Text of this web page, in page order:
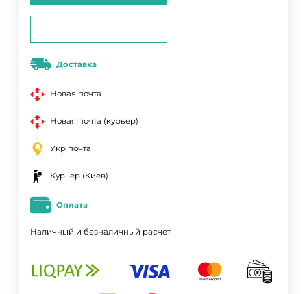
Доставка
Новая почта
Новая почта (курьер)
Укр почта
Курьер (Киев)
Оплата
Наличный и безналичный расчет